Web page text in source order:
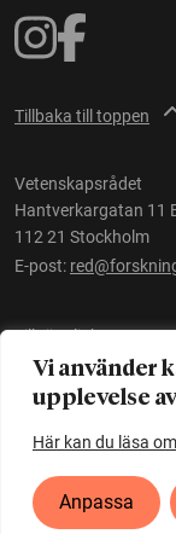
Vi använder
upplevelse
Här kan du läsa
Anpassa
Tillbaka till toppen
Vetenskapsrådet
Hantverkargatan 11
112 21 Stockholm
E-post:
Tillgänglighet
Ett initiativ av